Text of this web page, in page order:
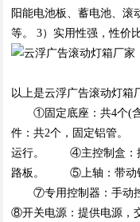
阳能电池板、蓄电池、滚
等。 3）实用性强，性价比
以上是云浮广告滚动灯箱
①固定底座：共4个(
件：共2个，固定铝管
运行。 ④主控制盒：控
路板。 ⑤上轴：带动
⑦专用控制器：手动
⑧开关电源：提供电源，